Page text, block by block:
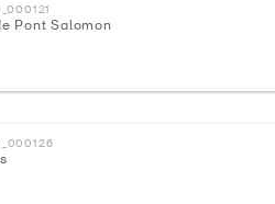
Pont Salomon